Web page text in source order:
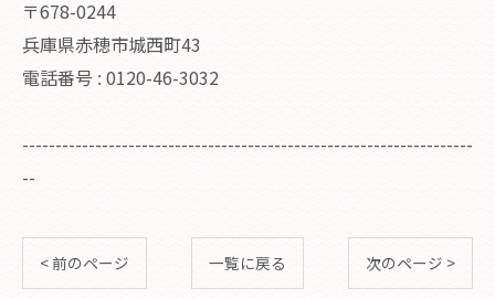
〒678-0244
兵庫県赤穂市城西町43
電話番号 : 0120-46-3032
--------------------------------------------------------------------
--
< 前のページ 一覧に戻る 次のページ >